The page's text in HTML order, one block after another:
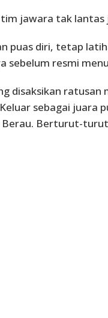
jawara tak lantas
puas diri, tetap
sebelum resmi
disaksikan
sebagai juara
Berau. Berturut-